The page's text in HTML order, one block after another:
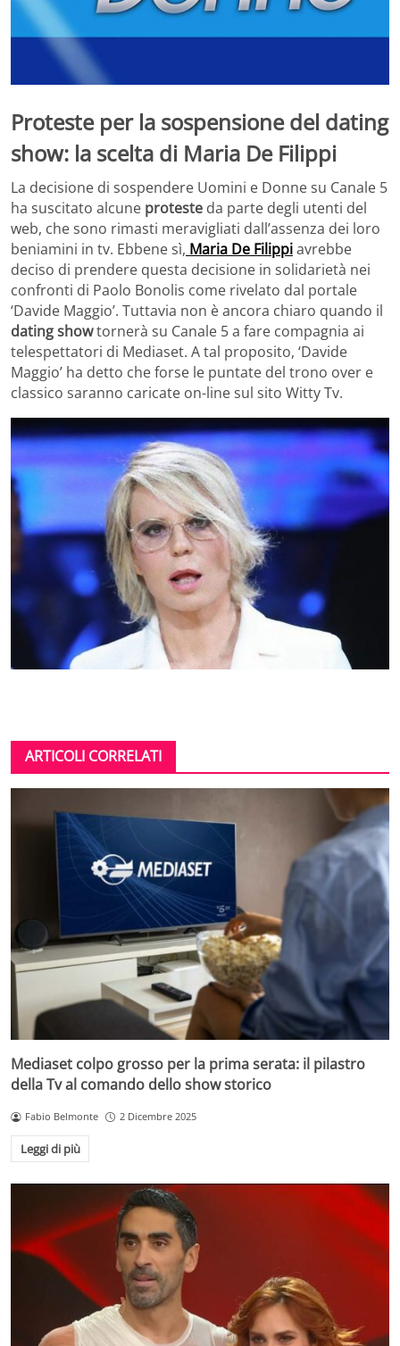
Proteste per la sospensione del dating
show: la scelta di Maria De Filippi
La decisione di sospendere Uomini e Donne su Canale 5
ha suscitato alcune proteste da parte degli utenti del
web, che sono rimasti meravigliati dall’assenza dei loro
beniamini in tv. Ebbene sì, Maria De Filippiavrebbe
deciso di prendere questa decisione in solidarietà nei
confronti di Paolo Bonolis come rivelato dal portale
‘Davide Maggio’. Tuttavia non è ancora chiaro quando il
dating showtornerà su Canale 5 a fare compagnia ai
telespettatori di Mediaset. A tal proposito, ‘Davide
Maggio’ ha detto che forse le puntate del trono over e
classico saranno caricate on-line sul sito Witty Tv.
ARTICOLI CORRELATI
Mediaset colpo grosso per la prima serata: il pilastro
della Tv al comando dello show storico
Fabio Belmonte 2 Dicembre 2025
Leggi di più